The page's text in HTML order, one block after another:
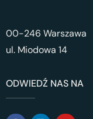
00-246 Warszawa
ul. Miodowa 14
ODWIEDŹ NAS NA